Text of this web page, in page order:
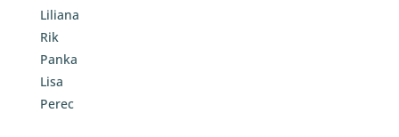
Liliana
Rik
Panka
Lisa
Perec